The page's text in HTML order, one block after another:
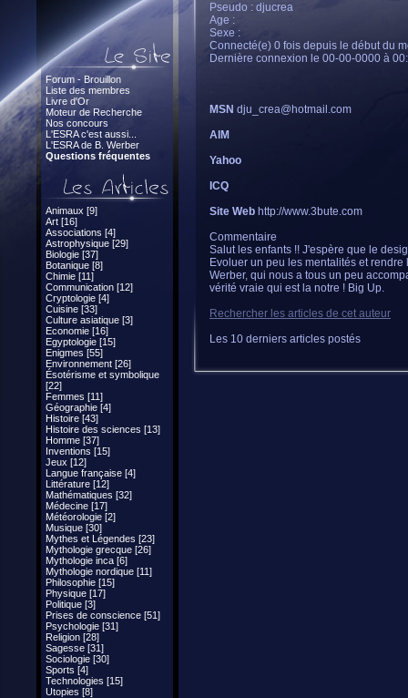
Forum - Brouillon
Liste des membres
Livre d'Or
Moteur de Recherche
Nos concours
L'ESRA c'est aussi...
L'ESRA de B. Werber
Questions fréquentes
Animaux [9]
Art [16]
Associations [4]
Astrophysique [29]
Biologie [37]
Botanique [8]
Chimie [11]
Communication [12]
Cryptologie [4]
Cuisine [33]
Culture asiatique [3]
Economie [16]
Egyptologie [15]
Enigmes [55]
Environnement [26]
Ésotérisme et symbolique
[22]
Femmes [11]
Géographie [4]
Histoire [43]
Histoire des sciences [13]
Homme [37]
Inventions [15]
Jeux [12]
Langue française [4]
Littérature [12]
Mathématiques [32]
Médecine [17]
Météorologie [2]
Musique [30]
Mythes et Légendes [23]
Mythologie grecque [26]
Mythologie inca [6]
Mythologie nordique [11]
Philosophie [15]
Physique [17]
Politique [3]
Prises de conscience [51]
Psychologie [31]
Religion [28]
Sagesse [31]
Sociologie [30]
Sports [4]
Technologies [15]
Utopies [8]
Pseudo : djucrea
Age :
Sexe :
Connecté(e) 0 fois depuis le début du
Dernière connexion le 00-00-0000 à
MSN dju_crea@hotmail.com
AIM
Yahoo
ICQ
Site Web http://www.3bute.com
Commentaire
Salut les enfants !! J'espère que le
Evoluer un peu les mentalités et
Werber, qui nous a tous un peu
vérité vraie qui est la notre ! Big Up.
Rechercher les articles de cet auteur
Les 10 derniers articles postés